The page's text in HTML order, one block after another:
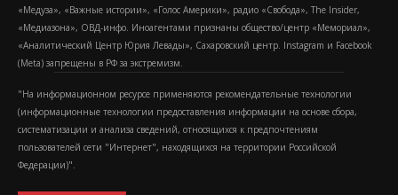
«Медуза», «Важные истории», «Голос Америки», радио «Свобода», The Insider,
«Медиазона», ОВД-инфо. Иноагентами признаны общество/центр «Мемориал»,
«Аналитический Центр Юрия Левады», Сахаровский центр. Instagram и Facebook
(Metа) запрещены в РФ за экстремизм.
"На информационном ресурсе применяются рекомендательные технологии
(информационные технологии предоставления информации на основе сбора,
систематизации и анализа сведений, относящихся к предпочтениям
пользователей сети "Интернет", находящихся на территории Российской
Федерации)".